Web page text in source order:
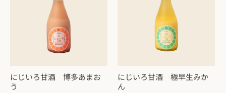
にじいろ甘酒 博多あまお
う
にじいろ甘酒 極早生みか
ん